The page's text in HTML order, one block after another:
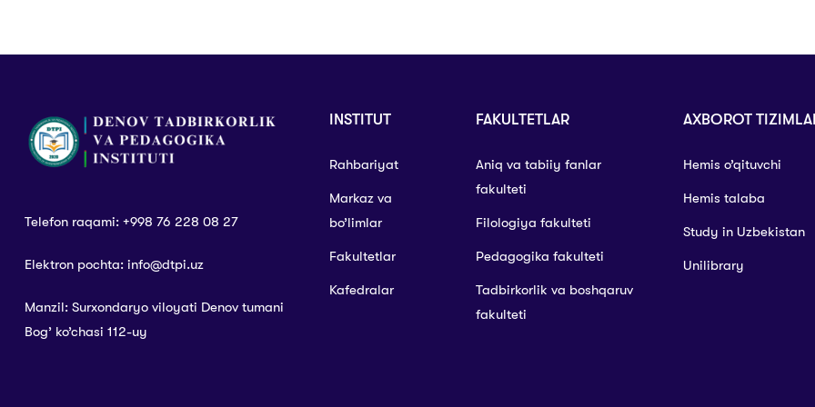
Telefon raqami: +998 76 228 08 27
Elektron pochta: info@dtpi.uz
Manzil: Surxondaryo viloyati Denov tumani
Bog’ ko’chasi 112-uy
INSTITUT
Rahbariyat
Markaz va
bo’limlar
Fakultetlar
Kafedralar
FAKULTETLAR
Aniq va tabiiy fanlar
fakulteti
Filologiya fakulteti
Pedagogika fakulteti
Tadbirkorlik va boshqaruv
fakulteti
AXBOROT
Hemis o’qituvchi
Hemis talaba
Study in Uzbekistan
Unilibrary